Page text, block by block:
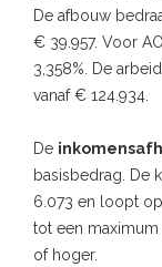
De afbouw
€ 39.957. Voor
3,358%. De
vanaf € 124.934.
De
basisbedrag. De
6.073 en loopt
tot een
of hoger.